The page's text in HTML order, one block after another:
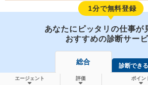
1分で無料登録
あなたにピッタリの仕事が
おすすめの診断サー
総合 診断でき
エージェント 評価 ポイン